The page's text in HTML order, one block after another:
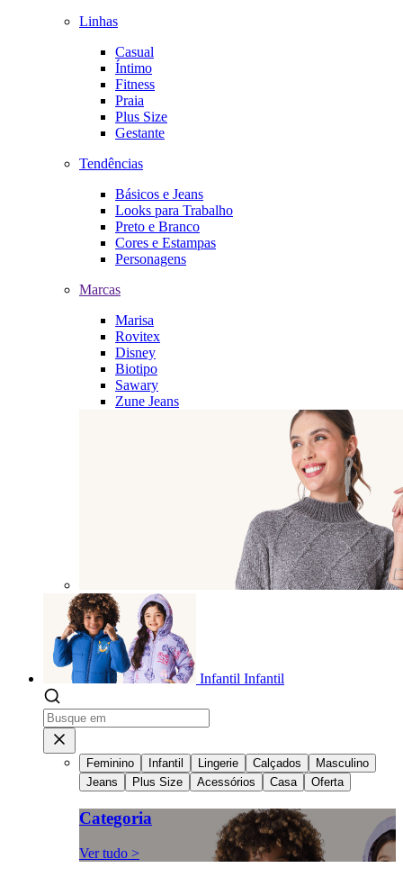
Linhas
Casual
Íntimo
Fitness
Praia
Plus Size
Gestante
Tendências
Básicos e Jeans
Looks para Trabalho
Preto e Branco
Cores e Estampas
Personagens
Marcas
Marisa
Rovitex
Disney
Biotipo
Sawary
Zune Jeans
Infantil Infantil
Feminino Infantil Lingerie Calçados
Masculino
Jeans
Plus Size Acessórios Casa Oferta
Categoria
Ver tudo >